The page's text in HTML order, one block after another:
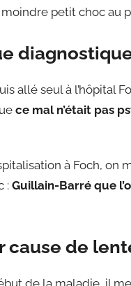
petit choc au
allé seul à l’hôpital
ce mal n’était pas
à Foch, on
: Guillain-Barré que
cause de
de la maladie, il